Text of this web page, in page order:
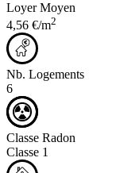
Loyer Moyen
4,56 €/m2
Nb. Logements
6
Classe Radon
Classe 1